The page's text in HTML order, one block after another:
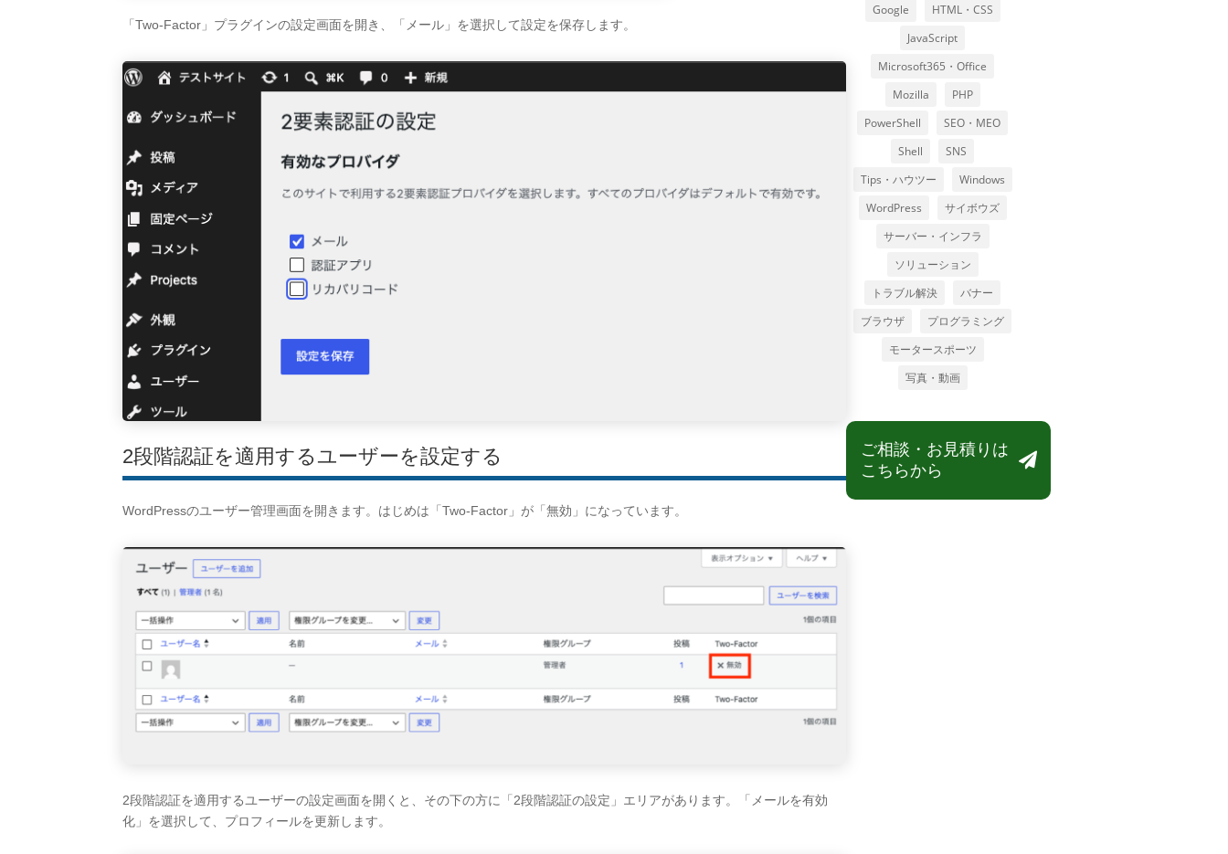
「Two-Factor」プラグインの設定画面を開き、「メール」を選択して設定を保存します。
2段階認証を適用するユーザーを設定する
WordPressのユーザー管理画面を開きます。はじめは「Two-Factor」が「無効」になっています。
2段階認証を適用するユーザーの設定画面を開くと、その下の方に「2段階認証の設定」エリアがあります。「メールを有効
化」を選択して、プロフィールを更新します。
Google
HTML・CSS
JavaScript
Microsoft365・Office
Mozilla
PHP
PowerShell
SEO・MEO
Shell
SNS
Tips・ハウツー
Windows
WordPress
サイボウズ
サーバー・インフラ
ソリューション
トラブル解決
バナー
ブラウザ
プログラミング
モータースポーツ
写真・動画
ご相談・お見積りは
こちらから
